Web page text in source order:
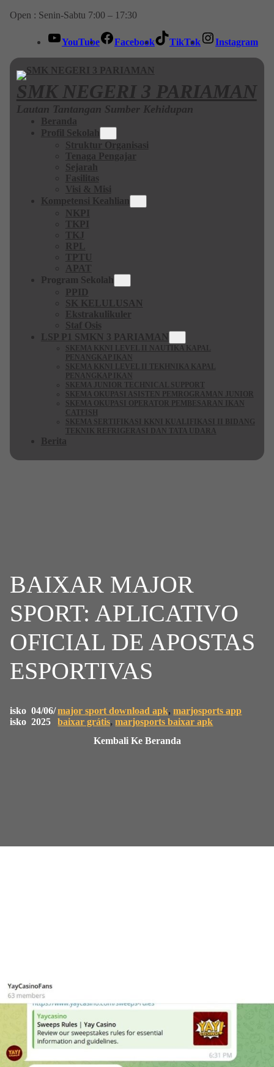
Open : Senin-Sabtu 7:00 – 17:30
YouTube Facebook TikTok Instagram
SMK NEGERI 3 PARIAMAN
Lautan Tantangan Sumber Kehidupan
Beranda
Profil Sekolah
Struktur Organisasi
Tenaga Pengajar
Sejarah
Fasilitas
Visi & Misi
Kompetensi Keahlian
NKPI
TKPI
TKJ
RPL
TPTU
APAT
Program Sekolah
PPID
SK KELULUSAN
Ekstrakulikuler
Staf Osis
LSP P1 SMKN 3 PARIAMAN
SKEMA KKNI LEVEL II NAUTIKA KAPAL
PENANGKAP IKAN
SKEMA KKNI LEVEL II TEKHNIKA KAPAL
PENANGKAP IKAN
SKEMA JUNIOR TECHNICAL SUPPORT
SKEMA OKUPASI ASISTEN PEMROGRAMAN JUNIOR
SKEMA OKUPASI OPERATOR PEMBESARAN IKAN
CATFISH
SKEMA SERTIFIKASI KKNI KUALIFIKASI II BIDANG
TEKNIK REFRIGERASI DAN TATA UDARA
Berita
BAIXAR MAJOR
SPORT: APLICATIVO
OFICIAL DE APOSTAS
ESPORTIVAS
isko
isko
04/06/
2025
major sport download apk, marjosports app
baixar grátis, marjosports baixar apk
Kembali Ke Beranda